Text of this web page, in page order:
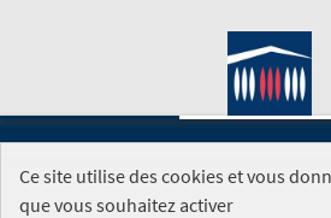
SITE DE L'ASSEMBLÉE
Ce site utilise des cookies et vous
que vous souhaitez activer